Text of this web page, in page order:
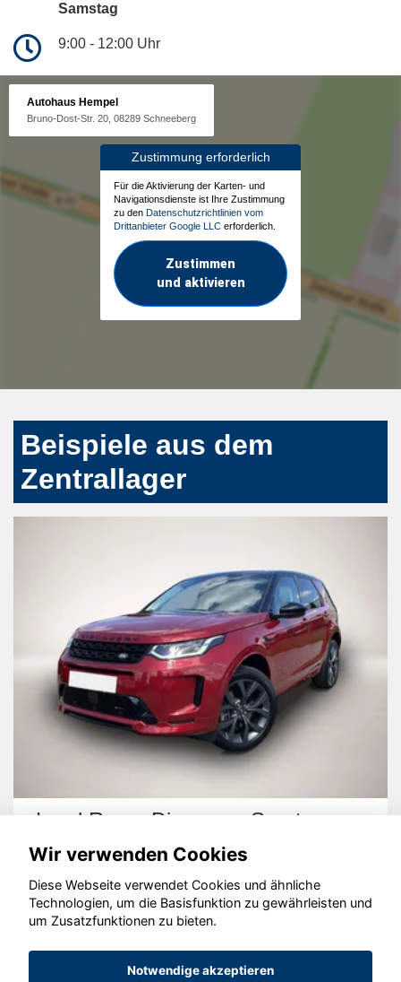
Samstag
9:00 - 12:00 Uhr
Autohaus Hempel
Bruno-Dost-Str. 20, 08289 Schneeberg
Zustimmung erforderlich
Für die Aktivierung der Karten- und
Navigationsdienste ist Ihre Zustimmung
zu den Datenschutzrichtlinien vom
Drittanbieter Google LLC erforderlich.
Zustimmen
und aktivieren
Beispiele aus dem
Zentrallager
Land Rover Discovery Sport
© konjunkturmotor.de GmbH 2020 - 2026
Wir verwenden Cookies
Diese Webseite verwendet Cookies und ähnliche
Technologien, um die Basisfunktion zu gewährleisten und
um Zusatzfunktionen zu bieten.
Notwendige akzeptieren